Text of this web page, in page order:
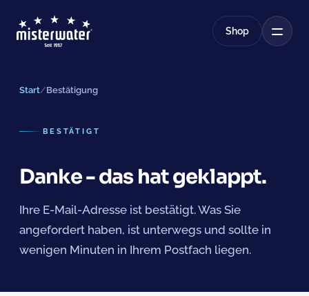
Shop
Start/Bestätigung
BESTÄTIGT
Danke - das hat geklappt.
Ihre E-Mail-Adresse ist bestätigt. Was Sie
angefordert haben, ist unterwegs und sollte in
wenigen Minuten in Ihrem Postfach liegen.